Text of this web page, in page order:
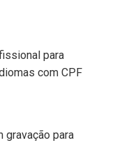
para
com CPF
gravação para